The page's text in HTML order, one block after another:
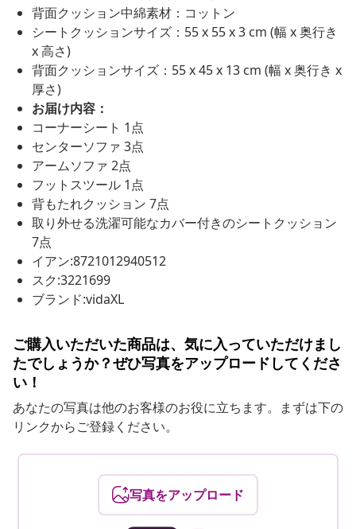
背面クッション中綿素材：コットン
シートクッションサイズ：55 x 55 x 3 cm (幅 x 奥行き
x 高さ)
背面クッションサイズ：55 x 45 x 13 cm (幅 x 奥行き x
厚さ)
お届け内容：
コーナーシート 1点
センターソファ 3点
アームソファ 2点
フットスツール 1点
背もたれクッション 7点
取り外せる洗濯可能なカバー付きのシートクッション
7点
イアン:8721012940512
スク:3221699
ブランド:vidaXL
ご購入いただいた商品は、気に入っていただけまし
たでしょうか？ぜひ写真をアップロードしてくださ
い！
あなたの写真は他のお客様のお役に立ちます。まずは下の
リンクからご登録ください。
写真をアップロード